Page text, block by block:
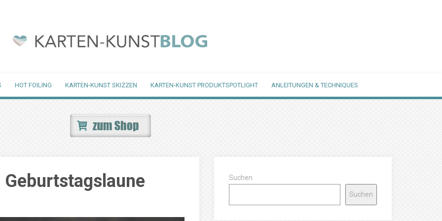
HOT FOILING KARTEN-KUNST SKIZZEN KARTEN-KUNST PRODUKTSPOTLIGHT ANLEITUNGEN & TECHNIQUES
Suchen
Suchen